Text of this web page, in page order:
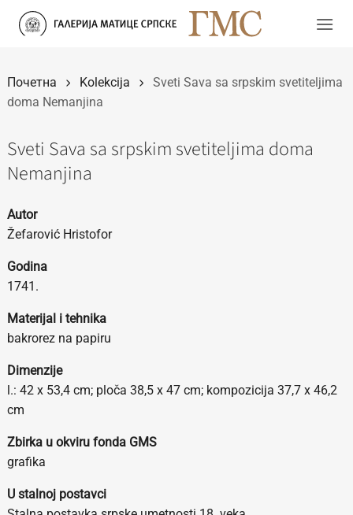
Прескочи
Почетна Kolekcija
Sveti Sava sa srpskim svetiteljima
doma Nemanjina
Sveti Sava sa srpskim svetiteljima doma
Nemanjina
Autor
Žefarović Hristofor
Godina
1741.
Materijal i tehnika
bakrorez na papiru
Dimenzije
l.: 42 x 53,4 cm; ploča 38,5 x 47 cm; kompozicija 37,7 x 46,2
cm
Zbirka u okviru fonda GMS
grafika
U stalnoj postavci